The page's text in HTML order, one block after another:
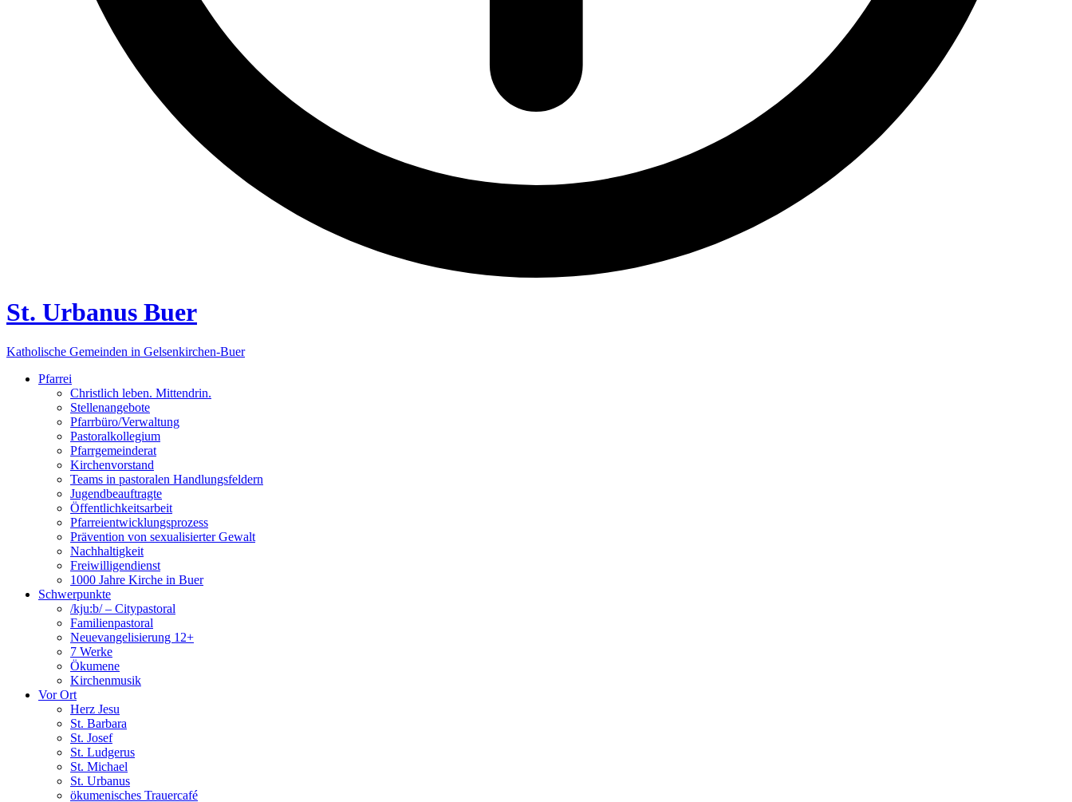
St. Urbanus Buer
Katholische Gemeinden in Gelsenkirchen-Buer
Pfarrei
Christlich leben. Mittendrin.
Stellenangebote
Pfarrbüro/Verwaltung
Pastoralkollegium
Pfarrgemeinderat
Kirchenvorstand
Teams in pastoralen Handlungsfeldern
Jugendbeauftragte
Öffentlichkeitsarbeit
Pfarreientwicklungsprozess
Prävention von sexualisierter Gewalt
Nachhaltigkeit
Freiwilligendienst
1000 Jahre Kirche in Buer
Schwerpunkte
/kju:b/ – Citypastoral
Familienpastoral
Neuevangelisierung 12+
7 Werke
Ökumene
Kirchenmusik
Vor Ort
Herz Jesu
St. Barbara
St. Josef
St. Ludgerus
St. Michael
St. Urbanus
ökumenisches Trauercafé